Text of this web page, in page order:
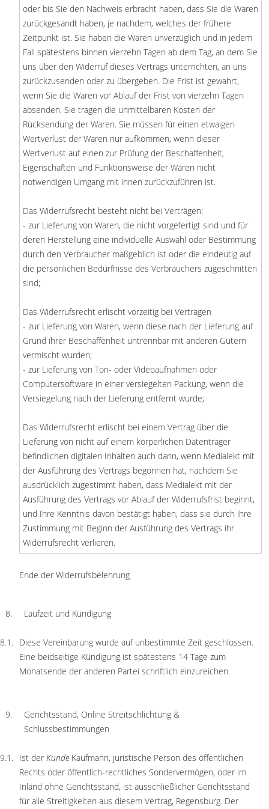
oder bis Sie den Nachweis erbracht haben, dass Sie die Waren
zurückgesandt haben, je nachdem, welches der frühere
Zeitpunkt ist. Sie haben die Waren unverzüglich und in jedem
Fall spätestens binnen vierzehn Tagen ab dem Tag, an dem Sie
uns über den Widerruf dieses Vertrags unterrichten, an uns
zurückzusenden oder zu übergeben. Die Frist ist gewahrt,
wenn Sie die Waren vor Ablauf der Frist von vierzehn Tagen
absenden. Sie tragen die unmittelbaren Kosten der
Rücksendung der Waren. Sie müssen für einen etwaigen
Wertverlust der Waren nur aufkommen, wenn dieser
Wertverlust auf einen zur Prüfung der Beschaffenheit,
Eigenschaften und Funktionsweise der Waren nicht
notwendigen Umgang mit ihnen zurückzuführen ist.
Das Widerrufsrecht besteht nicht bei Verträgen:
- zur Lieferung von Waren, die nicht vorgefertigt sind und für
deren Herstellung eine individuelle Auswahl oder Bestimmung
durch den Verbraucher maßgeblich ist oder die eindeutig auf
die persönlichen Bedürfnisse des Verbrauchers zugeschnitten
sind;
Das Widerrufsrecht erlischt vorzeitig bei Verträgen
- zur Lieferung von Waren, wenn diese nach der Lieferung auf
Grund ihrer Beschaffenheit untrennbar mit anderen Gütern
vermischt wurden;
- zur Lieferung von Ton- oder Videoaufnahmen oder
Computersoftware in einer versiegelten Packung, wenn die
Versiegelung nach der Lieferung entfernt wurde;
Das Widerrufsrecht erlischt bei einem Vertrag über die
Lieferung von nicht auf einem körperlichen Datenträger
befindlichen digitalen Inhalten auch dann, wenn Medialekt mit
der Ausführung des Vertrags begonnen hat, nachdem Sie
ausdrücklich zugestimmt haben, dass Medialekt mit der
Ausführung des Vertrags vor Ablauf der Widerrufsfrist beginnt,
und Ihre Kenntnis davon bestätigt haben, dass sie durch ihre
Zustimmung mit Beginn der Ausführung des Vertrags ihr
Widerrufsrecht verlieren.
Ende der Widerrufsbelehrung
Laufzeit und Kündigung
Diese Vereinbarung wurde auf unbestimmte Zeit geschlossen.
Eine beidseitige Kündigung ist spätestens 14 Tage zum
Monatsende der anderen Partei schriftlich einzureichen.
Gerichtsstand, Online Streitschlichtung &
Schlussbestimmungen
Ist der Kunde Kaufmann, juristische Person des öffentlichen
Rechts oder öffentlich-rechtliches Sondervermögen, oder im
Inland ohne Gerichtsstand, ist ausschließlicher Gerichtsstand
für alle Streitigkeiten aus diesem Vertrag, Regensburg. Der